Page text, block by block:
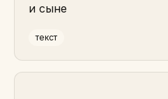
и сыне
текст